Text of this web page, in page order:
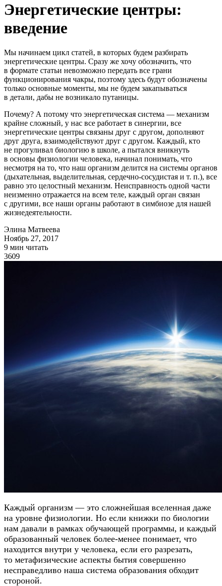
Энергетические центры:
введение
Мы начинаем цикл статей, в которых будем разбирать
энергетические центры. Сразу же хочу обозначить, что
в формате статьи невозможно передать все грани
функционирования чакры, поэтому здесь будут обозначены
только основные моменты, мы не будем закапываться
в детали, дабы не возникало путаницы.
Почему? А потому что энергетическая система — механизм
крайне сложный, у нас все работает в синергии, все
энергетические центры связаны друг с другом, дополняют
друг друга, взаимодействуют друг с другом. Каждый, кто
не прогуливал биологию в школе, а пытался вникнуть
в основы физиологии человека, начинал понимать, что
несмотря на то, что наш организм делится на системы органов
(дыхательная, выделительная, сердечно-сосудистая и т. п.), все
равно это целостный механизм. Неисправность одной части
неизменно отражается на всем теле, каждый орган связан
с другими, все наши органы работают в симбиозе для нашей
жизнедеятельности.
Элина Матвеева
Ноябрь 27, 2017
9 мин читать
3609
Каждый организм — это сложнейшая вселенная даже
на уровне физиологии. Но если книжки по биологии
нам давали в рамках обучающей программы, и каждый
образованный человек более-менее понимает, что
находится внутри у человека, если его разрезать,
то метафизические аспекты бытия совершенно
несправедливо наша система образования обходит
стороной.